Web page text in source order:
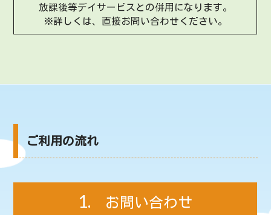
放課後等デイサービスとの併用になります。
※詳しくは、直接お問い合わせください。
ご利用の流れ
1. お問い合わせ